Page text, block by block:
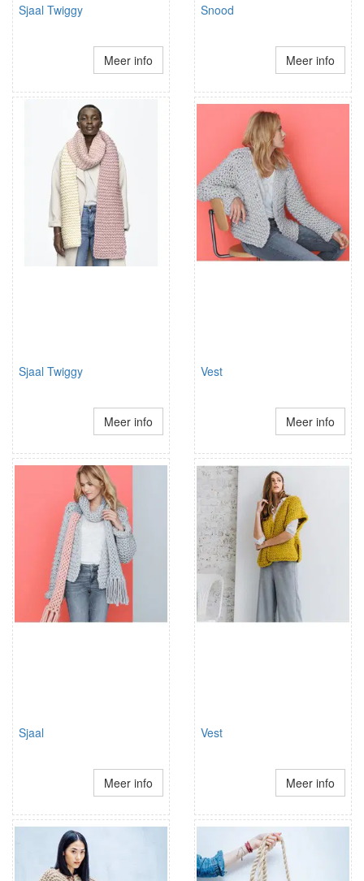
Sjaal Twiggy
Meer info
Snood
Meer info
Sjaal Twiggy
Meer info
Vest
Meer info
Sjaal
Meer info
Vest
Meer info